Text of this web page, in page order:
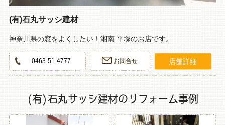
(有)石丸サッシ建材
神奈川県の窓をよくしたい！湘南 平塚のお店です。
0463‐51‐4777 お問合せ 店舗詳細
(有)石丸サッシ建材のリフォーム事例